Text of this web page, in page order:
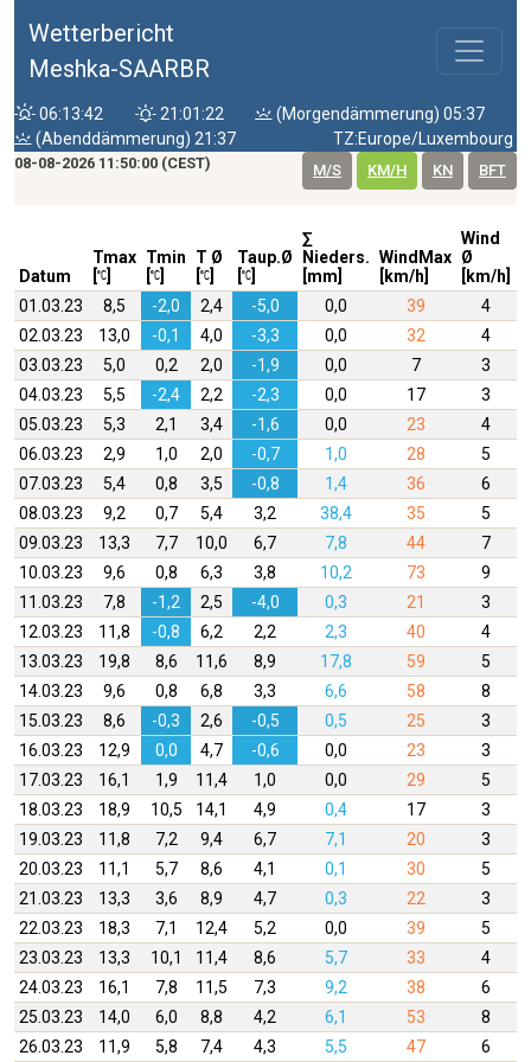
Wetterbericht
Meshka-SAARBR
06:13:42 21:01:22
(Morgendämmerung) 05:37
(Abenddämmerung) 21:37
TZ:Europe/Luxembourg
08-08-2026 11:50:00 (CEST) M/S KM/H KN BFT
Datum
Tmax Tmin
T Ø
Taup.Ø
∑
Nieders.
[mm]
WindMax
[km/h]
Wind
Ø
[km/h]
01.03.23 8,5 -2,0 2,4 -5,0 0,0 39 4
02.03.23
13,0 -0,1 4,0 -3,3 0,0 32 4
03.03.23
5,0 0,2 2,0 -1,9 0,0 7 3
04.03.23
5,5 -2,4 2,2 -2,3 0,0 17 3
05.03.23
5,3 2,1 3,4 -1,6 0,0 23 4
06.03.23
2,9 1,0 2,0 -0,7 1,0 28 5
07.03.23
5,4 0,8 3,5 -0,8 1,4 36 6
08.03.23
9,2 0,7 5,4 3,2 38,4 35 5
09.03.23
13,3 7,7 10,0 6,7 7,8 44 7
10.03.23
9,6 0,8 6,3 3,8 10,2 73 9
11.03.23
7,8 -1,2 2,5 -4,0 0,3 21
3
12.03.23
11,8 -0,8 6,2 2,2 2,3 40 4
13.03.23
19,8 8,6 11,6 8,9 17,8 59 5
14.03.23
9,6 0,8 6,8 3,3 6,6 58 8
15.03.23
8,6 -0,3 2,6 -0,5 0,5 25
3
16.03.23
12,9 0,0 4,7 -0,6 0,0 23 3
17.03.23
16,1 1,9 11,4 1,0 0,0 29 5
18.03.23
18,9 10,5 14,1 4,9 0,4 17
3
19.03.23
11,8 7,2 9,4 6,7 7,1 20 3
20.03.23
11,1 5,7 8,6 4,1 0,1 30 5
21.03.23
13,3 3,6 8,9 4,7 0,3 22 3
22.03.23
18,3 7,1 12,4 5,2 0,0 39 5
23.03.23
13,3 10,1 11,4 8,6 5,7 33 4
24.03.23
16,1 7,8 11,5 7,3 9,2 38 6
25.03.23
14,0 6,0 8,8 4,2 6,1 53 8
26.03.23
11,9 5,8 7,4 4,3 5,5 47 6